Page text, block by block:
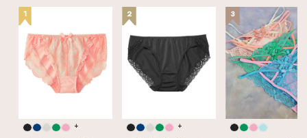
1
+
2
+
3